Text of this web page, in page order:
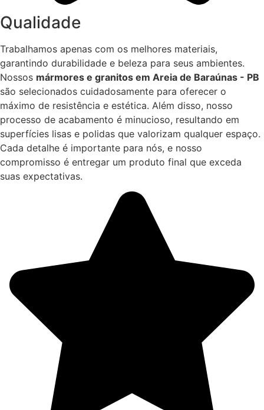
Qualidade
Trabalhamos apenas com os melhores materiais,
garantindo durabilidade e beleza para seus ambientes.
Nossos mármores e granitos em Areia de Baraúnas - PB
são selecionados cuidadosamente para oferecer o
máximo de resistência e estética. Além disso, nosso
processo de acabamento é minucioso, resultando em
superfícies lisas e polidas que valorizam qualquer espaço.
Cada detalhe é importante para nós, e nosso
compromisso é entregar um produto final que exceda
suas expectativas.